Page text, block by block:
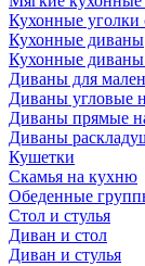
Кухонные уголки
Кухонные диваны
Кухонные
Диваны для
Диваны угловые
Диваны прямые
Диваны
Кушетки
Скамья на кухню
Обеденные
Стол и стулья
Диван и стол
Диван и стулья